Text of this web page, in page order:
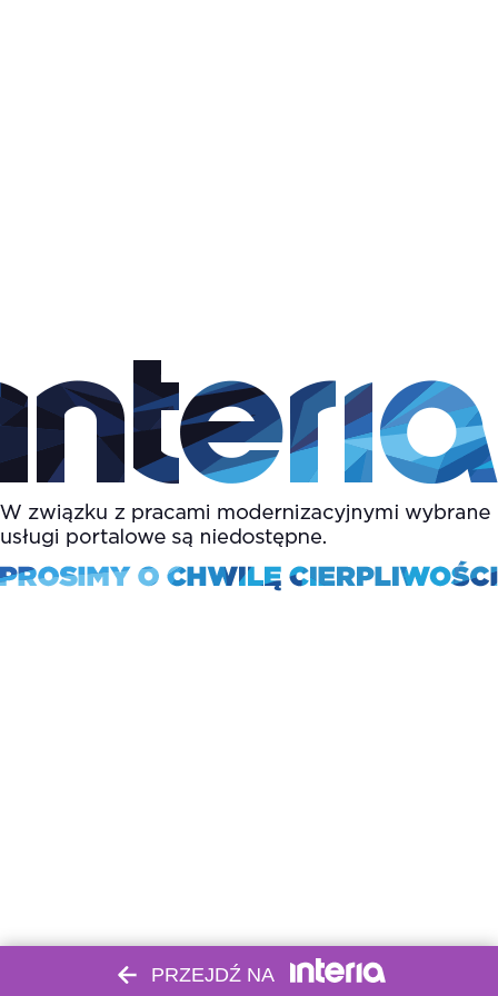
PRZEJDŹ NA